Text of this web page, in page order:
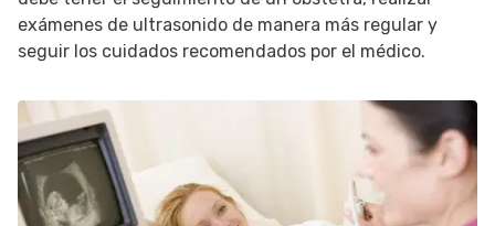
exámenes de ultrasonido de manera más regular y
seguir los cuidados recomendados por el médico.